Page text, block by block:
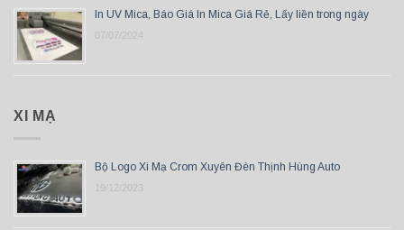
In UV Mica, Báo Giá In Mica Giá Rẻ, Lấy liền trong ngày
07/07/2024
XI MẠ
Bộ Logo Xi Mạ Crom Xuyên Đèn Thịnh Hùng Auto
19/12/2023